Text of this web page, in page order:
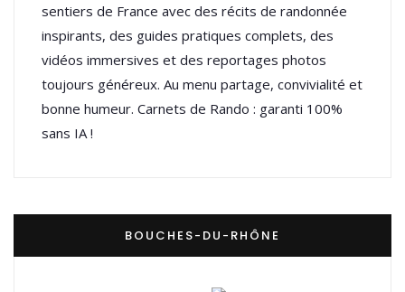
sentiers de France avec des récits de randonnée
inspirants, des guides pratiques complets, des
vidéos immersives et des reportages photos
toujours généreux. Au menu partage, convivialité et
bonne humeur. Carnets de Rando : garanti 100%
sans IA !
BOUCHES-DU-RHÔNE